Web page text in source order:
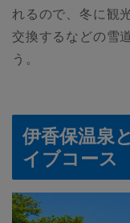
れるので、冬に観
交換するなどの雪
う。
伊香保温泉
イブコース